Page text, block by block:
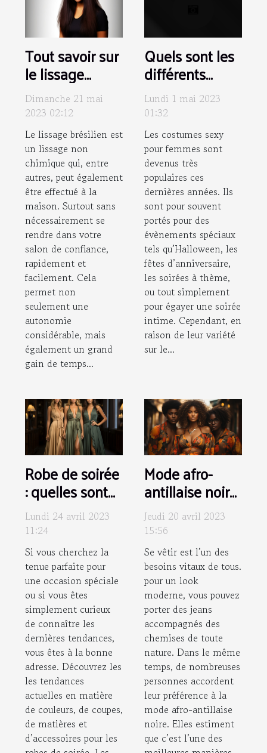
Tout savoir sur
le lissage
brésilien
Dimanche 21 mai
2023 02:12
Le lissage brésilien est
un lissage non
chimique qui, entre
autres, peut également
être effectué à la
maison. Surtout sans
nécessairement se
rendre dans votre
salon de confiance,
rapidement et
facilement. Cela
permet non
seulement une
autonomie
considérable, mais
également un grand
gain de temps...
Quels sont les
différents
types de
costumes
sexys pour
femme
disponibles sur
le marché ?
Lundi 1 mai 2023
01:32
Les costumes sexy
pour femmes sont
devenus très
populaires ces
dernières années. Ils
sont pour souvent
portés pour des
évènements spéciaux
tels qu’Halloween, les
fêtes d’anniversaire,
les soirées à thème,
ou tout simplement
pour égayer une soirée
intime. Cependant, en
raison de leur variété
sur le...
Robe de soirée
: quelles sont
les nouvelles
tendances ?
Lundi 24 avril 2023
11:24
Si vous cherchez la
tenue parfaite pour
une occasion spéciale
ou si vous êtes
simplement curieux
de connaître les
dernières tendances,
vous êtes à la bonne
adresse. Découvrez les
les tendances
actuelles en matière
de couleurs, de coupes,
de matières et
d’accessoires pour les
Mode afro-
antillaise noire
: Pourquoi
choisir les
vêtements
Black Lives ?
Jeudi 20 avril 2023
15:56
Se vêtir est l’un des
besoins vitaux de tous.
pour un look
moderne, vous pouvez
porter des jeans
accompagnés des
chemises de toute
nature. Dans le même
temps, de nombreuses
personnes accordent
leur préférence à la
mode afro-antillaise
noire. Elles estiment
que c’est l’une des